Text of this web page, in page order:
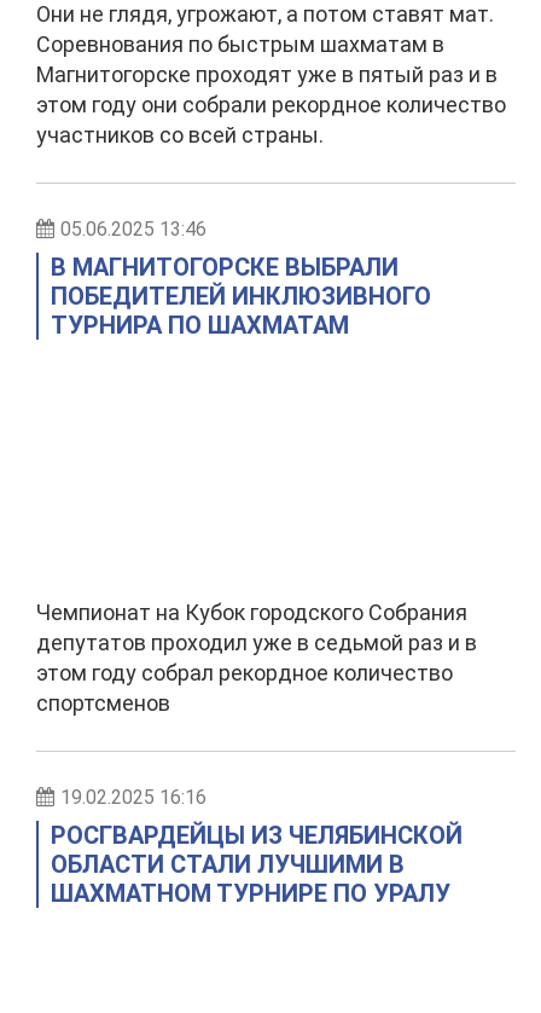
Они не глядя, угрожают, а потом ставят мат.
Соревнования по быстрым шахматам в
Магнитогорске проходят уже в пятый раз и в
этом году они собрали рекордное количество
участников со всей страны.
05.06.2025 13:46
В МАГНИТОГОРСКЕ ВЫБРАЛИ
ПОБЕДИТЕЛЕЙ ИНКЛЮЗИВНОГО
ТУРНИРА ПО ШАХМАТАМ
Чемпионат на Кубок городского Собрания
депутатов проходил уже в седьмой раз и в
этом году собрал рекордное количество
спортсменов
19.02.2025 16:16
РОСГВАРДЕЙЦЫ ИЗ ЧЕЛЯБИНСКОЙ
ОБЛАСТИ СТАЛИ ЛУЧШИМИ В
ШАХМАТНОМ ТУРНИРЕ ПО УРАЛУ